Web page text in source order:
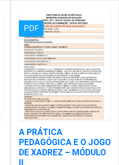
PDF
A PRÁTICA
PEDAGÓGICA E O JOGO
DE XADREZ – MÓDULO